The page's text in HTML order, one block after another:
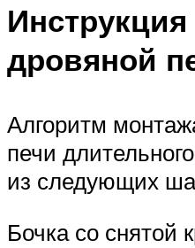
дровяной
Алгоритм
печи
из следующих
Бочка со снятой